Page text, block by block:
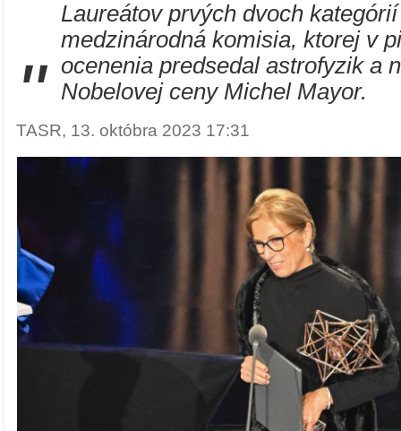
"
Laureátov prvých dvoch
medzinárodná komisia, ktorej v
ocenenia predsedal astrofyzik a
Nobelovej ceny Michel Mayor.
TASR, 13. októbra 2023 17:31